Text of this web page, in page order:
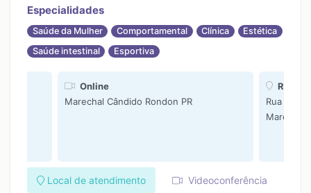
Especialidades
Saúde da Mulher Comportamental Clínica
Estética
Saúde intestinal
Esportiva
Online
Marechal Cândido Rondon PR
Rua Mém
Marechal
Local de atendimento Videoconferência